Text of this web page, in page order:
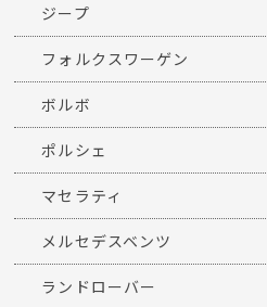
ジープ
フォルクスワーゲン
ボルボ
ポルシェ
マセラティ
メルセデスベンツ
ランドローバー